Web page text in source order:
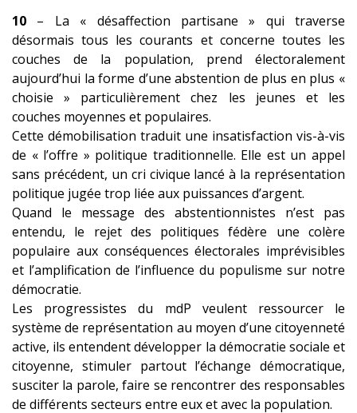
10 – La « désaffection partisane » qui traverse
désormais tous les courants et concerne toutes les
couches de la population, prend électoralement
aujourd’hui la forme d’une abstention de plus en plus «
choisie » particulièrement chez les jeunes et les
couches moyennes et populaires.
Cette démobilisation traduit une insatisfaction vis-à-vis
de « l’offre » politique traditionnelle. Elle est un appel
sans précédent, un cri civique lancé à la représentation
politique jugée trop liée aux puissances d’argent.
Quand le message des abstentionnistes n’est pas
entendu, le rejet des politiques fédère une colère
populaire aux conséquences électorales imprévisibles
et l’amplification de l’influence du populisme sur notre
démocratie.
Les progressistes du mdP veulent ressourcer le
système de représentation au moyen d’une citoyenneté
active, ils entendent développer la démocratie sociale et
citoyenne, stimuler partout l’échange démocratique,
susciter la parole, faire se rencontrer des responsables
de différents secteurs entre eux et avec la population.